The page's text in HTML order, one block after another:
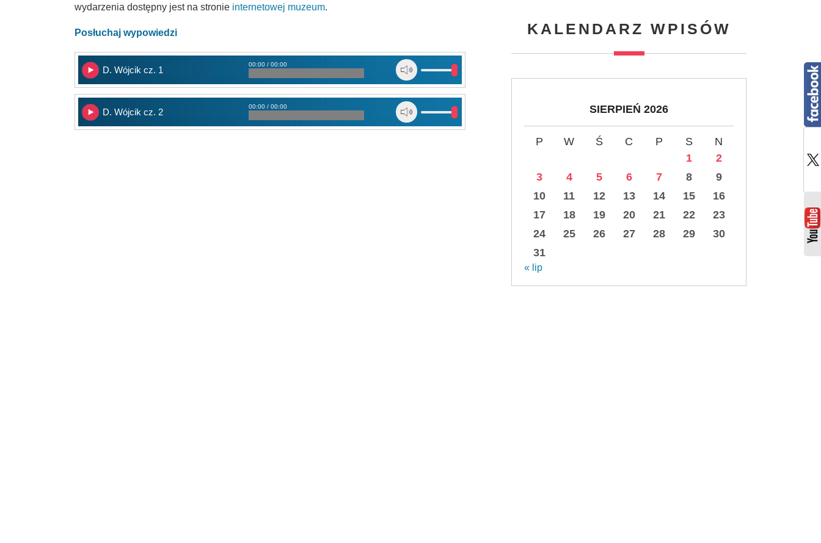
wydarzenia dostępny jest na stronie internetowej muzeum.
Posłuchaj wypowiedzi
D. Wójcik cz. 1
00:00 / 00:00
D. Wójcik cz. 2
00:00 / 00:00
KALENDARZ WPISÓW
SIERPIEŃ 2026
P W Ś C P S
N
1
2
3
4 5 6 7 8
9
10
11 12 13 14 15
16
17
18 19 20 21 22
23
24
25 26 27 28 29
30
31
« lip